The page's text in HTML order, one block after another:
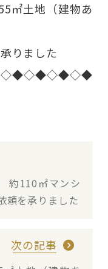
㎡土地（建物あ
りました
約110㎡マンシ
頼を承りました
次の記事